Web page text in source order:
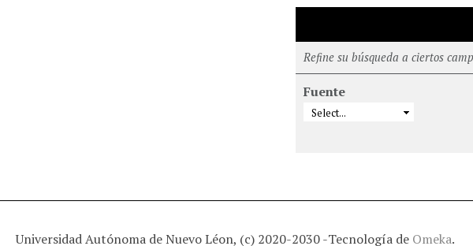
Refine su búsqueda a ciertos
Fuente
Universidad Autónoma de Nuevo Léon, (c) 2020-2030 -Tecnología de Omeka.